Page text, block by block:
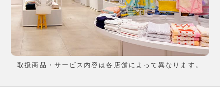
取扱商品・サービス内容は各店舗によって異なります。